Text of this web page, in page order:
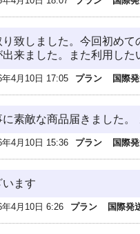
致しました。今回初め
来ました。また利用した
年4月10日 17:05 プラン 国際
素敵な商品届きました
年4月10日 15:36 プラン 国際
います
年4月10日 6:26 プラン 国際発